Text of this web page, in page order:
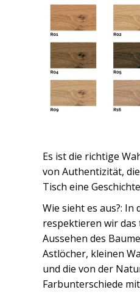
Es ist die richtige
von Authentizität,
Tisch eine
Wie sieht es aus?: In
respektieren wir das
Aussehen des
Astlöcher, kleinen
und die von der
Farbunterschiede